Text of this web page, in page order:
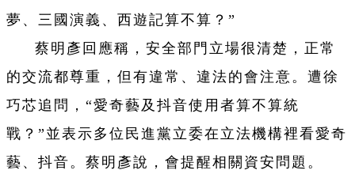
夢、三國演義、西遊記算不算？”
蔡明彥回應稱，安全部門立場很清楚，正常
的交流都尊重，但有違常、違法的會注意。遭徐
巧芯追問，“愛奇藝及抖音使用者算不算統
戰？”並表示多位民進黨立委在立法機構裡看愛奇
藝、抖音。蔡明彥說，會提醒相關資安問題。